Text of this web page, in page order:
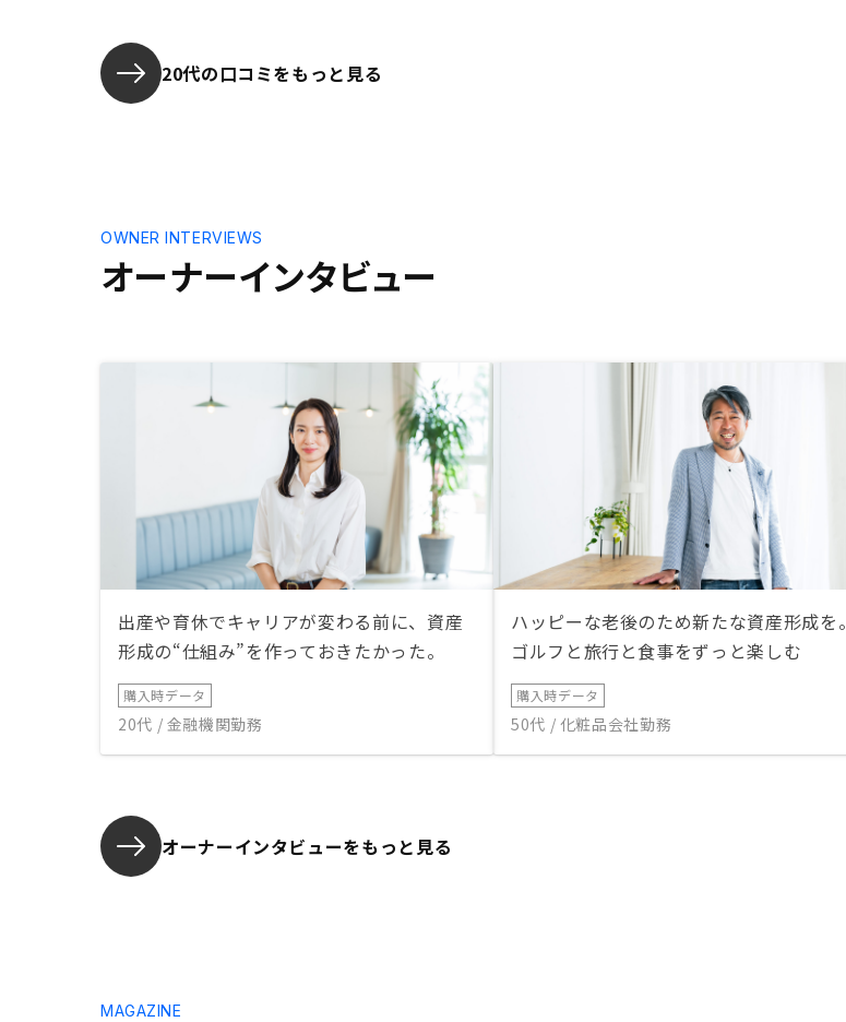
20代の口コミをもっと見る
オーナーインタビュー
OWNER INTERVIEWS
出産や育休でキャリアが変わる前に、資産
形成の“仕組み”を作っておきたかった。
購入時データ
20代 / 金融機関勤務
ハッピーな老後のため新たな資産形成を。
ゴルフと旅行と食事をずっと楽しむ
購入時データ
50代 / 化粧品会社勤務
オーナーインタビューをもっと見る
MAGAZINE